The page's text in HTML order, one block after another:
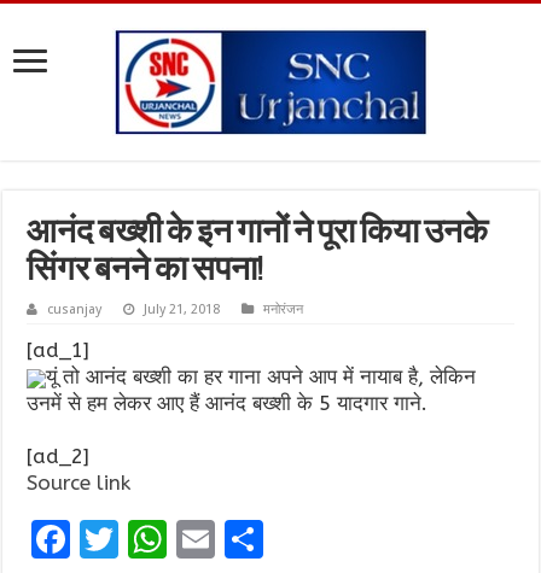
आनंद बख्शी के इन गानों ने पूरा किया उनके
सिंगर बनने का सपना!
cusanjay July 21, 2018 मनोरंजन
[ad_1]
यूं तो आनंद बख्शी का हर गाना अपने आप में नायाब है, लेकिन
उनमें से हम लेकर आए हैं आनंद बख्शी के 5 यादगार गाने.
[ad_2]
Source link
F
T
W E